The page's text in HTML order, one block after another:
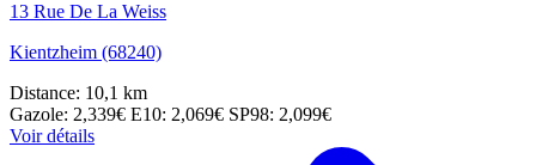
13 Rue De La Weiss
Kientzheim (68240)
Distance: 10,1 km
Gazole: 2,339€ E10: 2,069€ SP98: 2,099€
Voir détails